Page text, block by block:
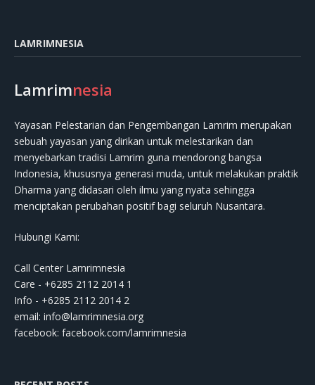
LAMRIMNESIA
Lamrimnesia
Yayasan Pelestarian dan Pengembangan Lamrim merupakan
sebuah yayasan yang dirikan untuk melestarikan dan
menyebarkan tradisi Lamrim guna mendorong bangsa
Indonesia, khususnya generasi muda, untuk melakukan praktik
Dharma yang didasari oleh ilmu yang nyata sehingga
menciptakan perubahan positif bagi seluruh Nusantara.
Hubungi Kami:
Call Center Lamrimnesia
Care - +6285 2112 2014 1
Info - +6285 2112 2014 2
email: info@lamrimnesia.org
facebook: facebook.com/lamrimnesia